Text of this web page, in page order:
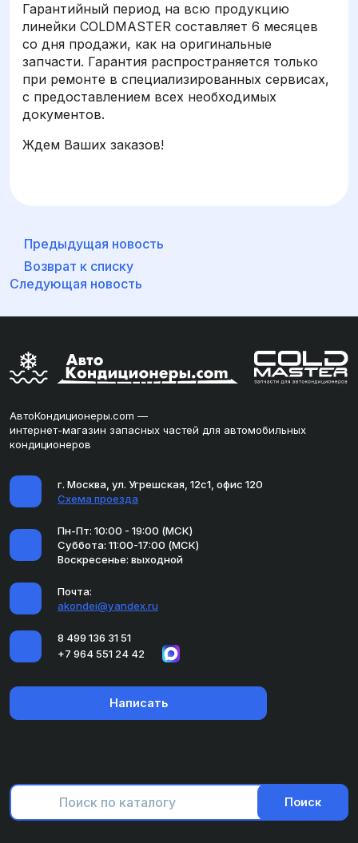
Гарантийный период на всю продукцию
линейки COLDMASTER составляет 6 месяцев
со дня продажи, как на оригинальные
запчасти. Гарантия распространяется только
при ремонте в специализированных сервисах,
с предоставлением всех необходимых
документов.
Ждем Ваших заказов!
Предыдущая новость
Возврат к списку
Следующая новость
АвтоКондиционеры.com —
интернет-магазин запасных частей для автомобильных
кондиционеров
г. Москва, ул. Угрешская, 12с1, офис 120
Схема проезда
Пн-Пт: 10:00 - 19:00 (МСК)
Суббота: 11:00-17:00 (МСК)
Воскресенье: выходной
Почта:
akondei@yandex.ru
8 499 136 31 51
+7 964 551 24 42
Написать
Поиск